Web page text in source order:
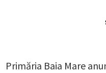
Primăria Baia Mare